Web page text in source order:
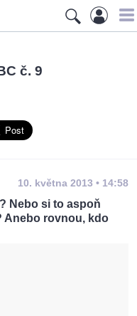
č. 9
10. května 2013 • 14:58
Nebo si to aspoň
Anebo rovnou, kdo